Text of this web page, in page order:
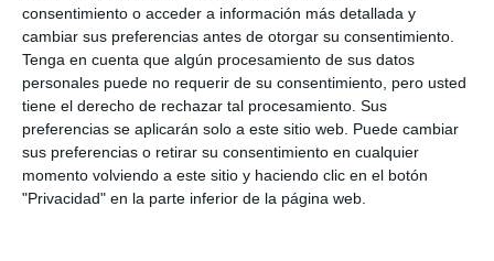
consentimiento o acceder a información más detallada y
cambiar sus preferencias antes de otorgar su consentimiento.
Tenga en cuenta que algún procesamiento de sus datos
personales puede no requerir de su consentimiento, pero usted
tiene el derecho de rechazar tal procesamiento. Sus
preferencias se aplicarán solo a este sitio web. Puede cambiar
sus preferencias o retirar su consentimiento en cualquier
momento volviendo a este sitio y haciendo clic en el botón
"Privacidad" en la parte inferior de la página web.
partidos que son muy atractivos y competitivos”,
concluyó Pérez.
Los partidos continuarán durante las próximas
semanas, la final del Torneo de Verano Asador
Otola se disputará el 25 de julio y la de la EH
Electrodomésticos está prevista para el 23 de julio.